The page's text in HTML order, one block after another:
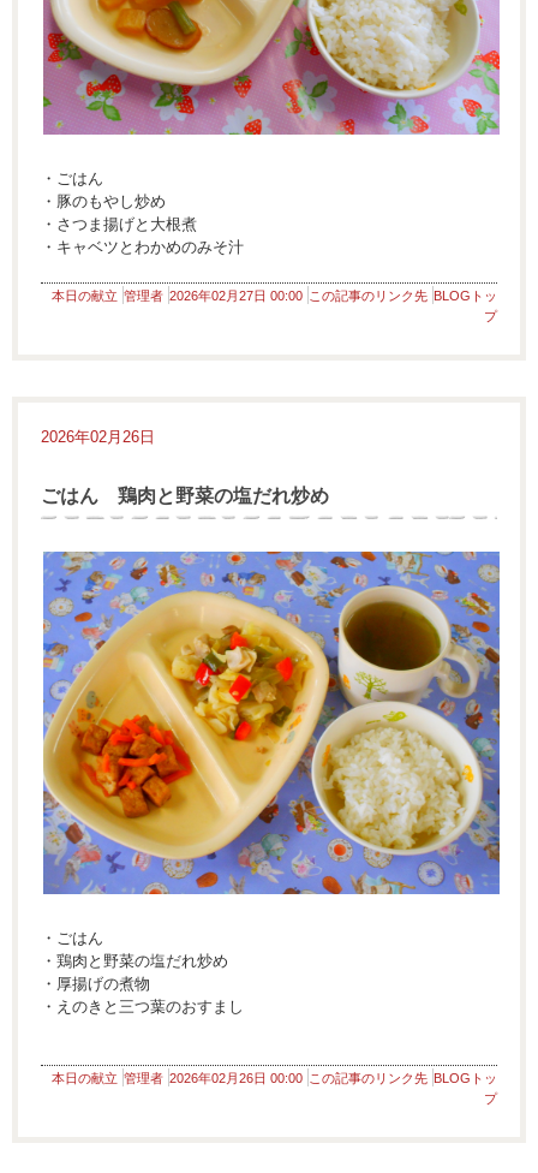
・ごはん
・豚のもやし炒め
・さつま揚げと大根煮
・キャベツとわかめのみそ汁
本日の献立 管理者 2026年02月27日 00:00 この記事のリンク先 BLOGトッ
プ
2026年02月26日
ごはん 鶏肉と野菜の塩だれ炒め
・ごはん
・鶏肉と野菜の塩だれ炒め
・厚揚げの煮物
・えのきと三つ葉のおすまし
本日の献立 管理者 2026年02月26日 00:00 この記事のリンク先 BLOGトッ
プ